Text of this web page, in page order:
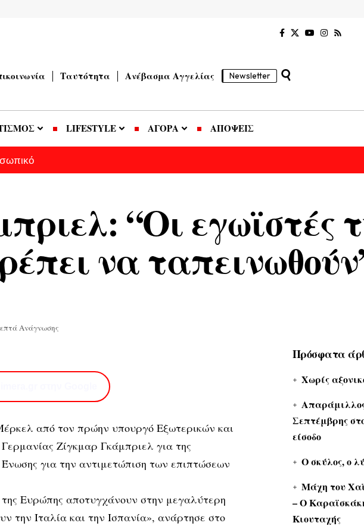
Ταυτότητα Ανέβασμα Αγγελίας Newsletter
LIFESTYLE ΑΓΟΡΑ ΑΠΟΨΕΙΣ
“Οι εγωϊστές
να
Ανάγνωσης
από τον πρώην υπουργό Εξωτερικών και
Ζίγκμαρ Γκάμπριελ για της
για την αντιμετώπιση των επιπτώσεων
Ευρώπης αποτυγχάνουν στην μεγαλύτερη
την Ιταλία και την Ισπανία», ανάρτησε στο
Πρόσφατα
Χωρίς
Σεπτέμβρης
είσοδο
Ο σκύλος, ο
Μάχη του
– Ο
Κιουταχής